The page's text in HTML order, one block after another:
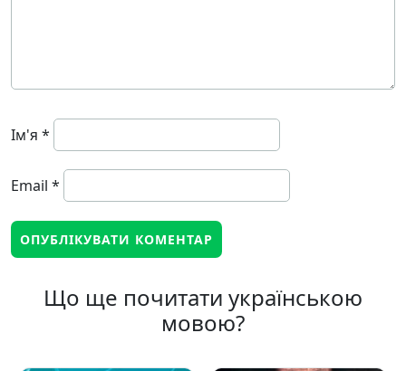
Ім'я *
Email *
Що ще почитати українською
мовою?